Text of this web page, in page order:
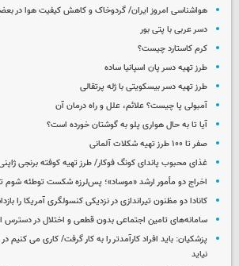
هواشناسی امروز ایران/ گردوخاک و کاهش کیفیت هوا در
دسر عربی با پتی بور
کرم کاستارد چیست؟
طرز تهیه دسر پان اسپانیا ساده
طرز تهیه دسر بیسکویتی با ژله پرتقالی
آمبولی پا چیست؟ علائم، علل و راه درمان آن
آیا تا به حال هواری پلو به گوشتان خورده است؟
صفر تا ۱۰۰ طرز تهیه شکلات آلمانی
غذای محبوب پاندای کونگ فوکار/ طرز تهیه کوفته برنجی
اخراج دو مأمور ارشد «موساد»؛ پس‌لرزه شکست توطئه شوم
کانادا دو مظنون تیراندازی در نزدیکی کنسولگری آمریکا را
سامانه‌های تامین اجتماعی بدون قطعی و اختلال در
پزشکیان: باید افراد کارآمدتر را به کار گرفت/ کاری می
نیاید